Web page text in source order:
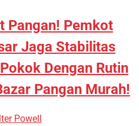
Pangan! Pemkot
Jaga Stabilitas
Dengan Rutin
Pangan Murah!
Powell